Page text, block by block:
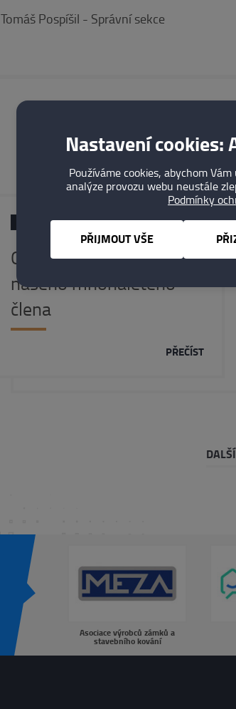
Tomáš Pospíšil - Správní sekce
27. 07. 2026
Oznámení o úmrtí
našeho mnohaletého
člena
PŘEČÍST
Asociace výrobců zámků a
stavebního kování
Nastavení cookies:
Používáme cookies, abychom
analýze provozu webu neustále
Podmínky
PŘIJMOUT VŠE